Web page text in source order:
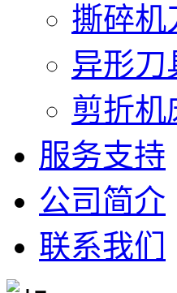
撕碎机
异形刀
剪折机
服务支持
公司简介
联系我们